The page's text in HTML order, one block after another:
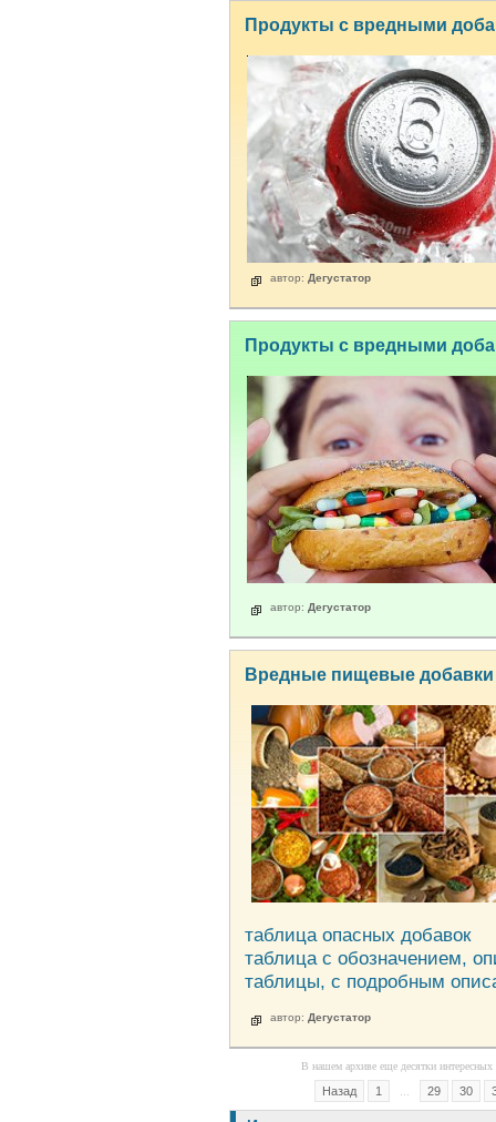
Продукты с вредными
автор: Дегустатор
Продукты с вредными
автор: Дегустатор
Вредные пищевые добавки
таблица опасных добавок
таблица с обозначением,
таблицы, с подробным
автор: Дегустатор
В нашем архиве еще десятки
Назад 1 29 30